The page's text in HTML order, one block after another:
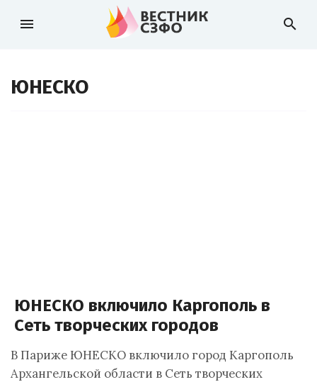
menu search
ЮНЕСКО
ЮНЕСКО включило Каргополь в
Сеть творческих городов
В Париже ЮНЕСКО включило город Каргополь
Архангельской области в Сеть творческих